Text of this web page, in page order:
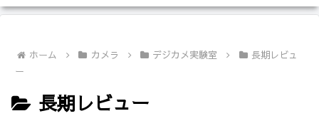
ホーム カメラ デジカメ実験室
長期レビュ
ー
長期レビュー